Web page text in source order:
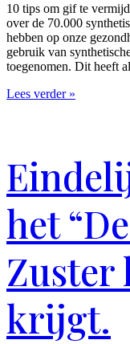
10 tips om gif te
over de 70.000
hebben op onze
gebruik van
toegenomen. Dit heeft
Lees verder »
het
Zuster
krijgt.